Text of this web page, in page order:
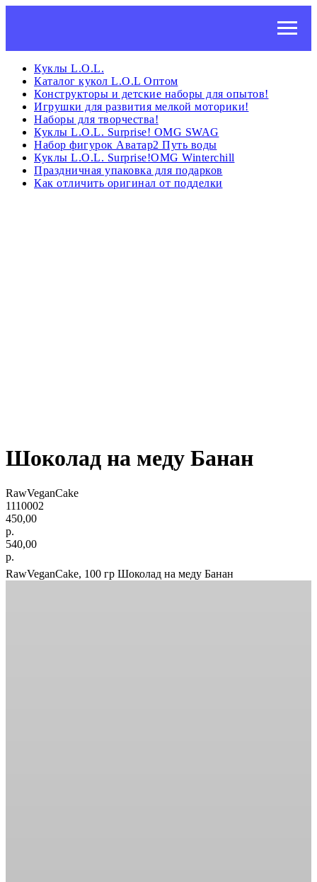
Куклы L.O.L.
Каталог кукол L.O.L Оптом
Конструкторы и детские наборы для опытов!
Игрушки для развития мелкой моторики!
Наборы для творчества!
Куклы L.O.L. Surprise! OMG SWAG
Набор фигурок Аватар2 Путь воды
Куклы L.O.L. Surprise!OMG Winterchill
Праздничная упаковка для подарков
Как отличить оригинал от подделки
Шоколад на меду Банан
RawVeganCake
1110002
450,00
р.
540,00
р.
RawVeganCake, 100 гр Шоколад на меду Банан